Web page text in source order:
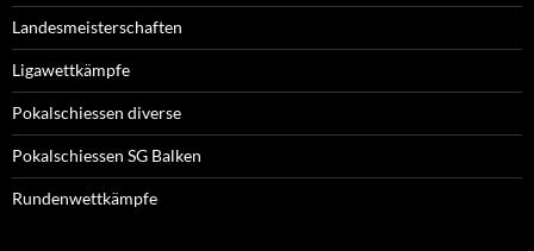
Landesmeisterschaften
Ligawettkämpfe
Pokalschiessen diverse
Pokalschiessen SG Balken
Rundenwettkämpfe